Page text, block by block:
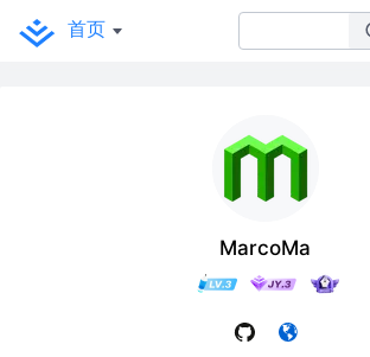
首页
MarcoMa